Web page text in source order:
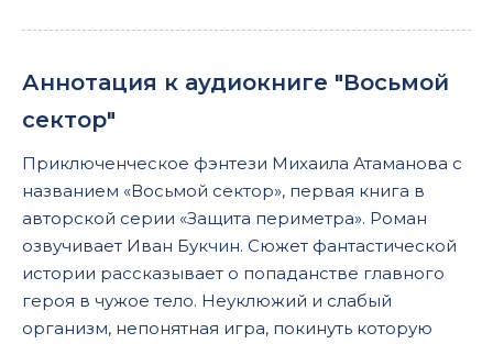
Аннотация к аудиокниге "Восьмой
сектор"
Приключенческое фэнтези Михаила Атаманова с
названием «Восьмой сектор», первая книга в
авторской серии «Защита периметра». Роман
озвучивает Иван Букчин. Сюжет фантастической
истории рассказывает о попаданстве главного
героя в чужое тело. Неуклюжий и слабый
организм, непонятная игра, покинуть которую